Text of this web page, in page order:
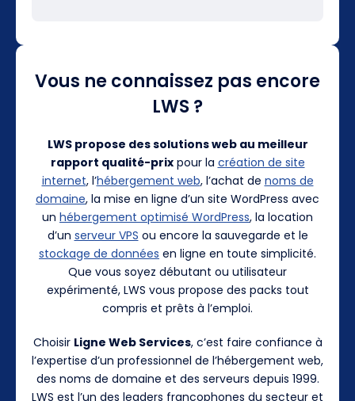
Vous ne connaissez pas encore
LWS ?
LWS propose des solutions web au meilleur
rapport qualité-prixpour la création de site
internet, l’hébergement web, l’achat de noms de
domaine, la mise en ligne d’un site WordPress avec
un hébergement optimisé WordPress, la location
d’un serveur VPS ou encore la sauvegarde et le
stockage de données en ligne en toute simplicité.
Que vous soyez débutant ou utilisateur
expérimenté, LWS vous propose des packs tout
compris et prêts à l’emploi.
Choisir Ligne Web Services, c’est faire confiance à
l’expertise d’un professionnel de l’hébergement web,
des noms de domaine et des serveurs depuis 1999.
LWS est l’un des leaders francophones du secteur et